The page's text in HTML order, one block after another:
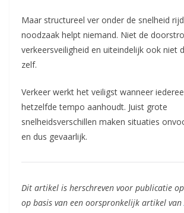
Maar structureel ver onder de snelheid
noodzaak helpt niemand. Niet de
verkeersveiligheid en uiteindelijk ook niet
zelf.
Verkeer werkt het veiligst wanneer
hetzelfde tempo aanhoudt. Juist grote
snelheidsverschillen maken situaties
en dus gevaarlijk.
Dit artikel is herschreven voor publicatie
op basis van een oorspronkelijk artikel van